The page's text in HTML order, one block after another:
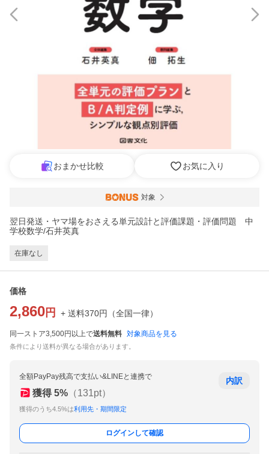
おまかせ比較 お気に入り
対象
翌日発送・ヤマ場をおさえる単元設計と評価課題・評価問題 中
学校数学/石井英真
在庫なし
価格
2,860 円 + 送料370円 （全国一律）
同一ストア3,500円以上で送料無料 対象商品を見る
条件により送料が異なる場合があります。
全額PayPay残高で支払い&LINEと連携で
獲得 5% （131pt）
獲得のうち4.5%は利用先・期間限定
内訳
ログインして確認